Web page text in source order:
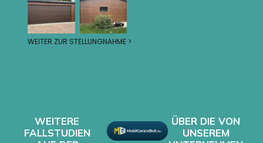
WEITER ZUR STELLUNGNAHME >
WEITERE
FALLSTUDIEN
ÜBER DIE VON
UNSEREM